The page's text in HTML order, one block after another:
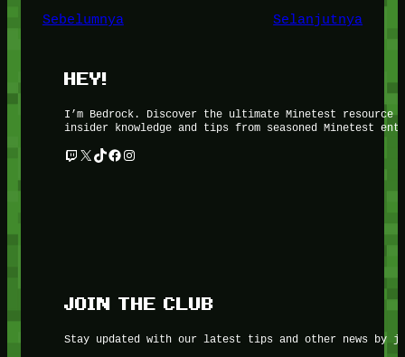
Sebelumnya Selanjutnya
HEY!
I’m Bedrock. Discover the ultimate Minetest
insider knowledge and tips from seasoned Minetest
Twitch X TikTok Facebook Instagram
JOIN THE CLUB
Stay updated with our latest tips and other news by